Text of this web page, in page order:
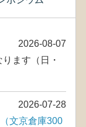
2026-08-07
ます（日・
2026-07-28
文京倉庫300